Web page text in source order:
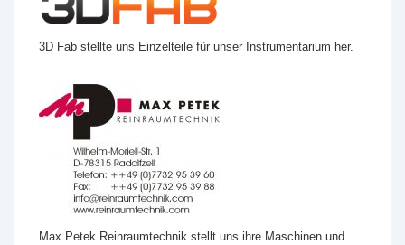
3D Fab stellte uns Einzelteile für unser Instrumentarium her.
Max Petek Reinraumtechnik stellt uns ihre Maschinen und